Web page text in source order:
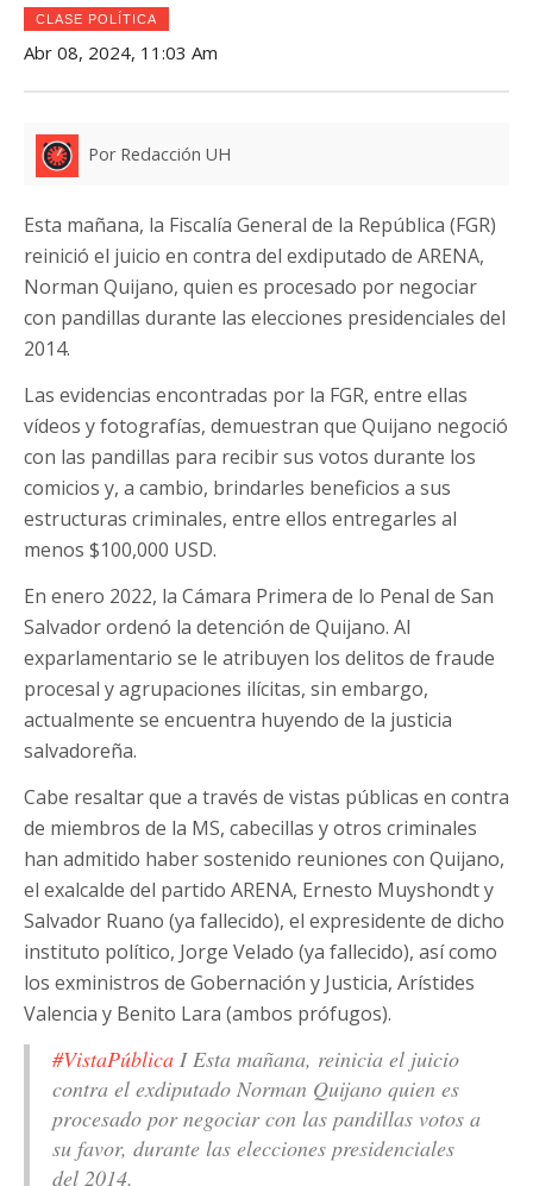
CLASE POLÍTICA
Abr 08, 2024, 11:03 Am
Por Redacción UH
Esta mañana, la Fiscalía General de la República (FGR)
reinició el juicio en contra del exdiputado de ARENA,
Norman Quijano, quien es procesado por negociar
con pandillas durante las elecciones presidenciales del
2014.
Las evidencias encontradas por la FGR, entre ellas
vídeos y fotografías, demuestran que Quijano negoció
con las pandillas para recibir sus votos durante los
comicios y, a cambio, brindarles beneficios a sus
estructuras criminales, entre ellos entregarles al
menos $100,000­ USD.
En enero 2022, la Cámara Primera de lo Penal de San
Salvador ordenó la detención de Quijano. Al
exparlamentario se le atribuyen los delitos de fraude
procesal y agrupaciones ilícitas, sin embargo,
actualmente se encuentra huyendo de la justicia
salvadoreña.
Cabe resaltar que a través de vistas públicas en contra
de miembros de la MS, cabecillas y otros criminales
han admitido haber sostenido reuniones con Quijano,
el exalcalde del partido ARENA, Ernesto Muyshondt y
Salvador Ruano (ya fallecido), el expresidente de dicho
instituto político, Jorge Velado (ya fallecido), así como
los exministros de Gobernación y Justicia, Arístides
Valencia y Benito Lara (ambos prófugos).
#VistaPública I Esta mañana, reinicia el juicio
contra el exdiputado Norman Quijano quien es
procesado por negociar con las pandillas votos a
su favor, durante las elecciones presidenciales
del 2014.